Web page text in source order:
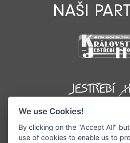
NAŠI
We use Cookies!
By clicking on the "Accept All"
use of cookies to enable us to